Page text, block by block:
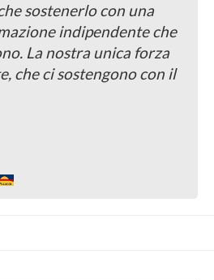
sostenerlo con una
indipendente che
La nostra unica forza
che ci sostengono con il